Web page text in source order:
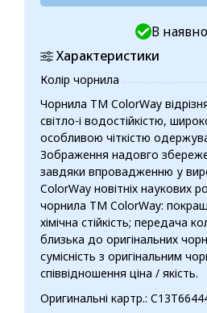
В
Характеристики
Колір чорнила
Чорнила ТМ ColorWay
світло-і водостійкістю,
особливою чіткістю
Зображення надовго збереже
завдяки впровадженню у
ColorWay новітніх наукових
чорнила ТМ ColorWay:
хімічна стійкість; передача
близька до оригінальних
сумісність з оригінальним
співвідношення ціна / якість.
Оригинальні картр.: